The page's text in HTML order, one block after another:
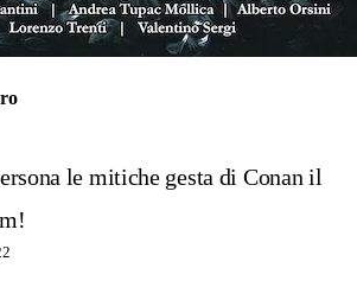
le mitiche gesta di Conan il